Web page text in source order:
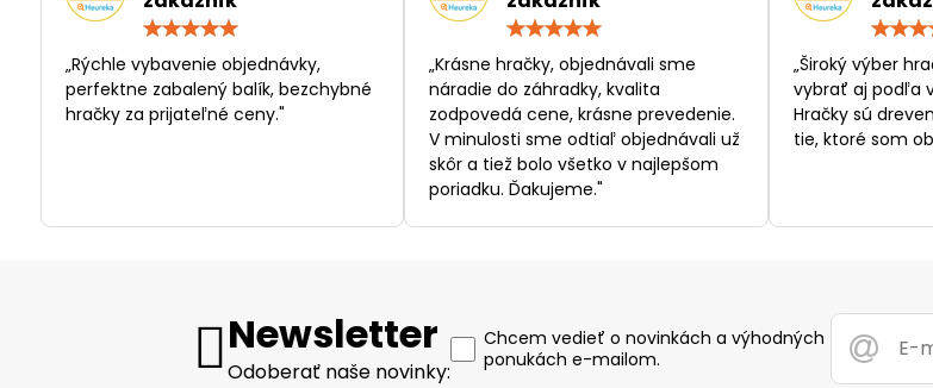
/
5
„Rýchle vybavenie objednávky,
perfektne zabalený balík, bezchybné
hračky za prijateľné ceny."
/
„Krásne hračky, objednávali sme
náradie do záhradky, kvalita
zodpovedá cene, krásne prevedenie.
V minulosti sme odtiaľ objednávali už
skôr a tiež bolo všetko v najlepšom
poriadku. Ďakujeme."
„Široký výber
vybrať aj podľa
Hračky sú
tie, ktoré som
Newsletter
Odoberať naše novinky:
Chcem vedieť o novinkách a výhodných
ponukách e-mailom.